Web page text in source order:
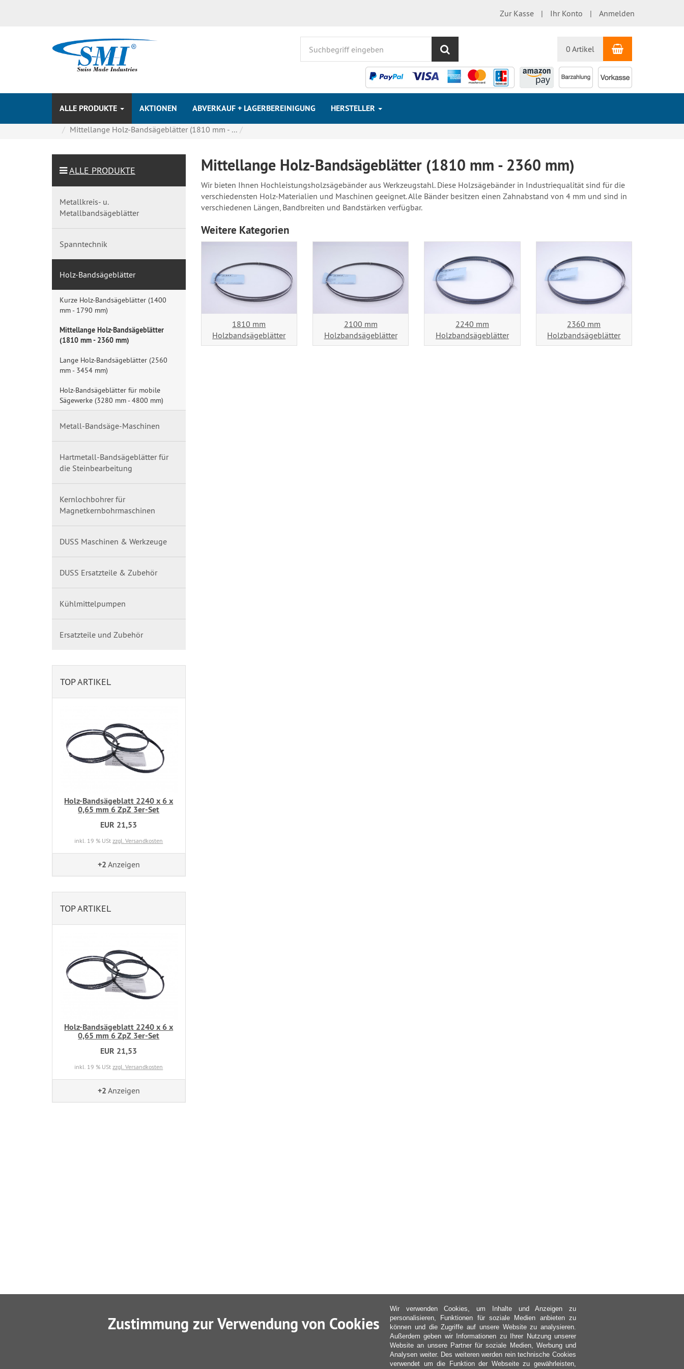
Zur Kasse Ihr Konto Anmelden
0 Artikel Warenkorb
ALLE PRODUKTE AKTIONEN ABVERKAUF + LAGERBEREINIGUNG HERSTELLER
Mittellange Holz-Bandsägeblätter (1810 mm - ...
Mittellange Holz-Bandsägeblätter (1810 mm - 2360 mm)
Wir bieten Ihnen Hochleistungsholzsägebänder aus Werkzeugstahl. Diese Holzsägebänder in Industriequalität sind für die
verschiedensten Holz-Materialien und Maschinen geeignet. Alle Bänder besitzen einen Zahnabstand von 4 mm und sind in
verschiedenen Längen, Bandbreiten und Bandstärken verfügbar.
Weitere Kategorien
1810 mm
Holzbandsägeblätter
2100 mm
Holzbandsägeblätter
2240 mm
Holzbandsägeblätter
2360 mm
Holzbandsägeblätter
ALLE PRODUKTE
Metallkreis- u.
Metallbandsägeblätter
Spanntechnik
Holz-Bandsägeblätter
Kurze Holz-Bandsägeblätter (1400
mm - 1790 mm)
Mittellange Holz-Bandsägeblätter
(1810 mm - 2360 mm)
Lange Holz-Bandsägeblätter (2560
mm - 3454 mm)
Holz-Bandsägeblätter für mobile
Sägewerke (3280 mm - 4800 mm)
Metall-Bandsäge-Maschinen
Hartmetall-Bandsägeblätter für
die Steinbearbeitung
Kernlochbohrer für
Magnetkernbohrmaschinen
DUSS Maschinen & Werkzeuge
DUSS Ersatzteile & Zubehör
Kühlmittelpumpen
Ersatzteile und Zubehör
TOP ARTIKEL
Holz-Bandsägeblatt 2240 x 6 x
0,65 mm 6 ZpZ 3er-Set
EUR 21,53
inkl. 19 % UStzzgl. Versandkosten
+2 Anzeigen
TOP ARTIKEL
Holz-Bandsägeblatt 2240 x 6 x
0,65 mm 6 ZpZ 3er-Set
EUR 21,53
inkl. 19 % UStzzgl. Versandkosten
+2 Anzeigen
Zustimmung zur Verwendung von Cookies
Wir verwenden Cookies, um Inhalte und Anzeigen zu
personalisieren, Funktionen für soziale Medien anbieten zu
können und die Zugriffe auf unsere Website zu analysieren.
Außerdem geben wir Informationen zu Ihrer Nutzung unserer
Website an unsere Partner für soziale Medien, Werbung und
Analysen weiter. Des weiteren werden rein technische Cookies
verwendet um die Funktion der Webseite zu gewährleisten,